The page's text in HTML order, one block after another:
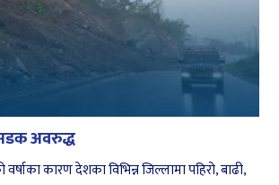
अवरुद्ध
कारण देशका विभिन्न जिल्लामा पहिरो, बाढी,